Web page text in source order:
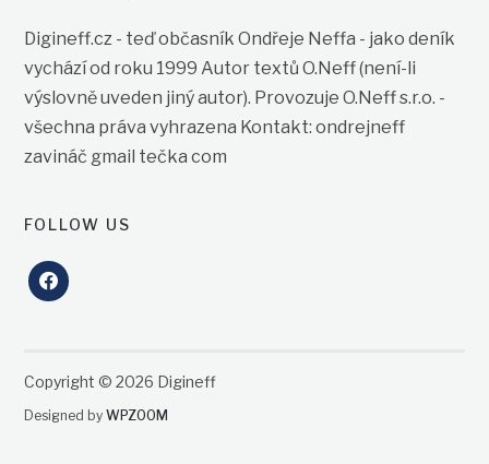
Digineff.cz - teď občasník Ondřeje Neffa - jako deník
vychází od roku 1999 Autor textů O.Neff (není-li
výslovně uveden jiný autor). Provozuje O.Neff s.r.o. -
všechna práva vyhrazena Kontakt: ondrejneff
zavináč gmail tečka com
FOLLOW US
facebook
Copyright © 2026 Digineff
Designed byWPZOOM